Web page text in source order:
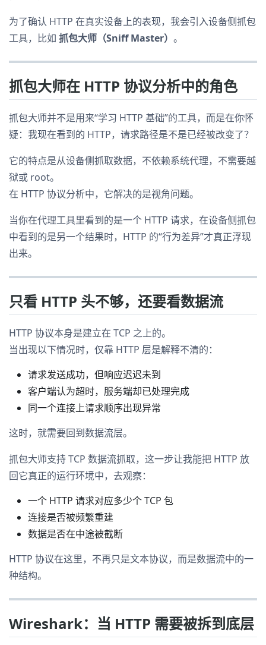
为了确认 HTTP 在真实设备上的表现，我会引入设备侧抓包
工具，比如 抓包大师（Sniff Master） 。
抓包大师在 HTTP 协议分析中的角色
抓包大师并不是用来“学习 HTTP 基础”的工具，而是在你怀
疑：我现在看到的 HTTP，请求路径是不是已经被改变了？
它的特点是从设备侧抓取数据，不依赖系统代理，不需要越
狱或 root。
在 HTTP 协议分析中，它解决的是视角问题。
当你在代理工具里看到的是一个 HTTP 请求，在设备侧抓包
中看到的是另一个结果时，HTTP 的“行为差异”才真正浮现
出来。
只看 HTTP 头不够，还要看数据流
HTTP 协议本身是建立在 TCP 之上的。
当出现以下情况时，仅靠 HTTP 层是解释不清的：
请求发送成功，但响应迟迟未到
客户端认为超时，服务端却已处理完成
同一个连接上请求顺序出现异常
这时，就需要回到数据流层。
抓包大师支持 TCP 数据流抓取，这一步让我能把 HTTP 放
回它真正的运行环境中，去观察：
一个 HTTP 请求对应多少个 TCP 包
连接是否被频繁重建
数据是否在中途被截断
HTTP 协议在这里，不再只是文本协议，而是数据流中的一
种结构。
Wireshark：当 HTTP 需要被拆到底层